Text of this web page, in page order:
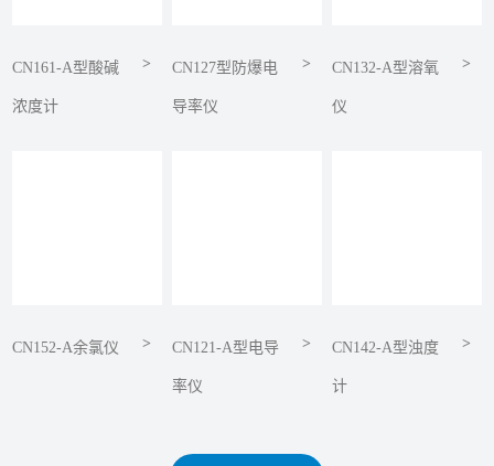
CN161-A型酸碱
浓度计
> CN127型防爆电
导率仪
> CN132-A型溶氧
仪
>
CN152-A余氯仪 > CN121-A型电导
率仪
> CN142-A型浊度
计
>